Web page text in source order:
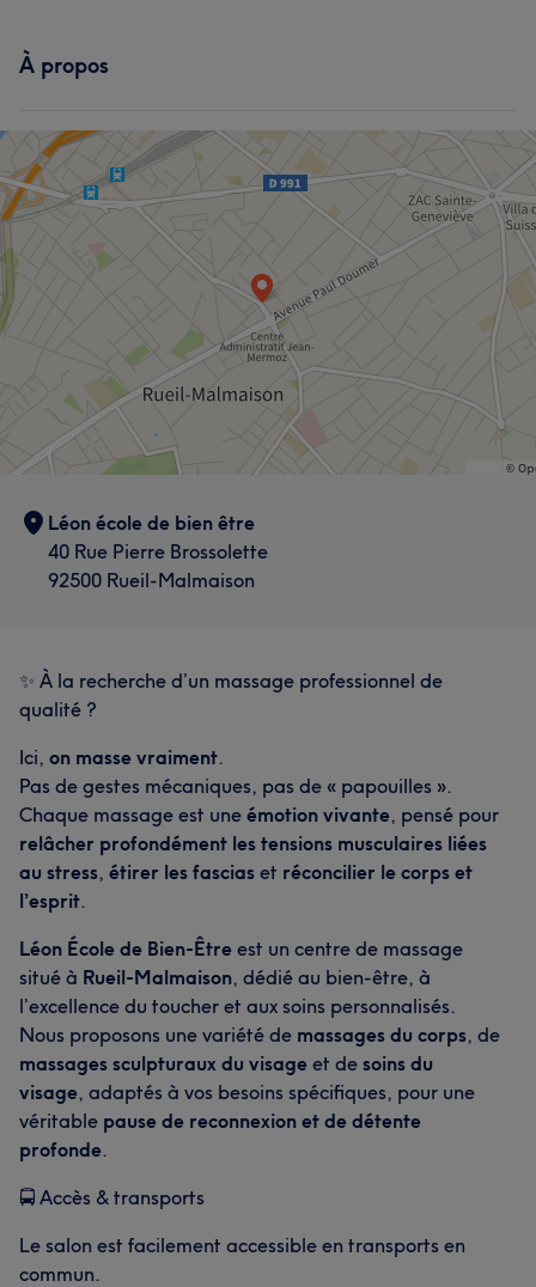
Expérimenté/e
À propos
Léon école de bien être
40 Rue Pierre Brossolette
92500 Rueil-Malmaison
✨ À la recherche d’un massage professionnel de
qualité ?
Ici, on masse vraiment.
Pas de gestes mécaniques, pas de « papouilles ».
Chaque massage est une émotion vivante, pensé pour
relâcher profondément les tensions musculaires liées
au stress, étirer les fascias et réconcilier le corps et
l’esprit.
Léon École de Bien-Être est un centre de massage
situé à Rueil-Malmaison, dédié au bien-être, à
l’excellence du toucher et aux soins personnalisés.
Nous proposons une variété de massages du corps, de
massages sculpturaux du visage et de soins du
visage, adaptés à vos besoins spécifiques, pour une
véritable pause de reconnexion et de détente
profonde.
🚍 Accès & transports
Le salon est facilement accessible en transports en
commun.